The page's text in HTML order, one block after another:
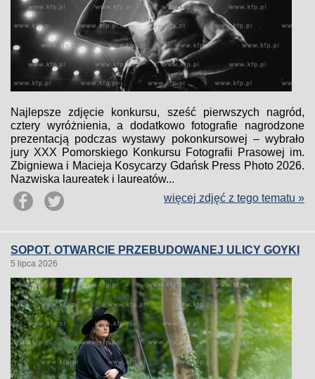
Najlepsze zdjęcie konkursu, sześć pierwszych nagród,
cztery wyróżnienia, a dodatkowo fotografie nagrodzone
prezentacją podczas wystawy pokonkursowej – wybrało
jury XXX Pomorskiego Konkursu Fotografii Prasowej im.
Zbigniewa i Macieja Kosycarzy Gdańsk Press Photo 2026.
Nazwiska laureatek i laureatów...
więcej zdjęć z tego tematu »
SOPOT. OTWARCIE PRZEBUDOWANEJ ULICY GOYKI
5 lipca 2026